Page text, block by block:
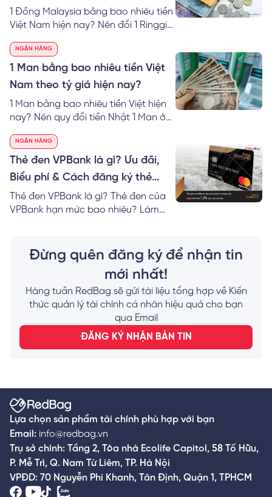
nay?
1 Đồng Malaysia bằng bao nhiêu tiền
Việt Nam hiện nay? Nên đổi 1 Ringgit
Malaysia bằng bao nhiêu tiền Việt tại
40 ngân hàng.
NGÂN HÀNG
1 Man bằng bao nhiêu tiền Việt
Nam theo tỷ giá hiện nay?
1 Man bằng bao nhiêu tiền Việt hiện
nay? Nên quy đổi tiền Nhật 1 Man ở
nơi đổi 1 Man VND hôm nay giá tốt
nhất!
NGÂN HÀNG
Thẻ đen VPBank là gì? Ưu đãi,
Biểu phí & Cách đăng ký thẻ
Online
Thẻ đen VPBank là gì? Thẻ đen của
VPBank hạn mức bao nhiêu? Làm
đen của VPBank nhanh nhất!
Đừng quên đăng ký để nhận tin
mới nhất!
Hàng tuần RedBag sẽ gửi tài liệu tổng hợp về Kiến
thức quản lý tài chính cá nhân hiệu quả cho bạn
qua Email
ĐĂNG KÝ NHẬN BẢN TIN
Lựa chọn sản phẩm tài chính phù hợp với bạn
Email: info@redbag.vn
Trụ sở chính: Tầng 2, Tòa nhà Ecolife Capitol, 58 Tố Hữu,
P. Mễ Trì, Q. Nam Từ Liêm, TP. Hà Nội
VPĐD: 70 Nguyễn Phi Khanh, Tân Định, Quận 1, TPHCM